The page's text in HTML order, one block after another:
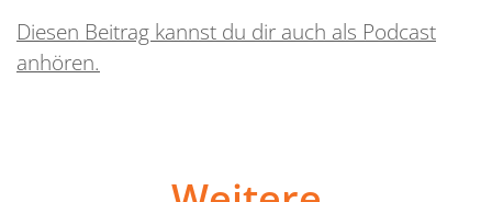
Diesen Beitrag kannst du dir auch als Podcast
anhören.